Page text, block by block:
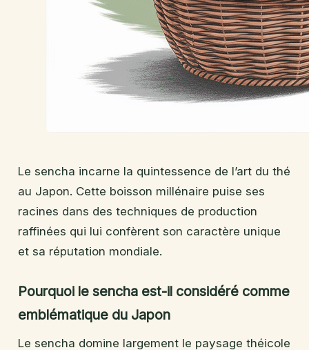
Le sencha incarne la quintessence de l’art du thé
au Japon. Cette boisson millénaire puise ses
racines dans des techniques de production
raffinées qui lui confèrent son caractère unique
et sa réputation mondiale.
Pourquoi le sencha est-il considéré comme
emblématique du Japon
Le sencha domine largement le paysage théicole